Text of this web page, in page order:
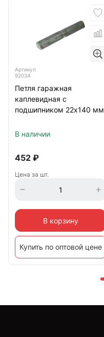
Артикул
92034
Петля гаражная
каплевидная с
подшипником 22х140 мм
В наличии
452 ₽
Цена за шт.
В корзину
Купить по оптовой цене